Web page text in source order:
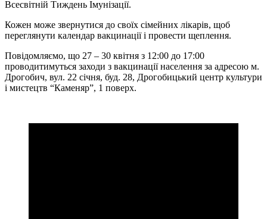
Всесвітній Тиждень Імунізації.
Кожен може звернутися до своїх сімейних лікарів, щоб
переглянути календар вакцинації і провести щеплення.
Повідомляємо, що 27 – 30 квітня з 12:00 до 17:00
проводитимуться заходи з вакцинації населення за адресою м.
Дрогобич, вул. 22 січня, буд. 28, Дрогобицький центр культури
і мистецтв “Каменяр”, 1 поверх.